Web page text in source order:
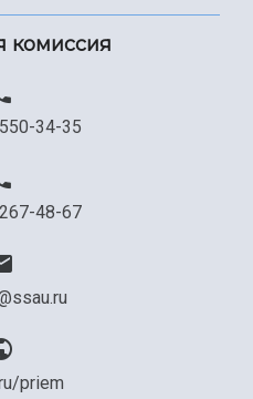
комиссия
34-35
48-67
priem